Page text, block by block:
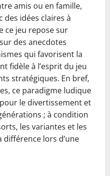
amis ou en famille,
des idées claires à
ce jeu repose sur
des anecdotes
qui favorisent la
fidèle à l’esprit du jeu
stratégiques. En bref,
ce paradigme ludique
le divertissement et
; à condition
les variantes et les
lors d’une